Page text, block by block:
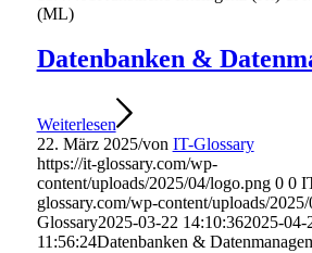
(ML)
Datenbanken &
Weiterlesen
22. März 2025/von IT-Glossary
https://it-glossary.com/wp-
content/uploads/2025/04/logo.png 0 0
glossary.com/wp-content/uploads/
Glossary2025-03-22 14:10:362025-04-
11:56:24Datenbanken &